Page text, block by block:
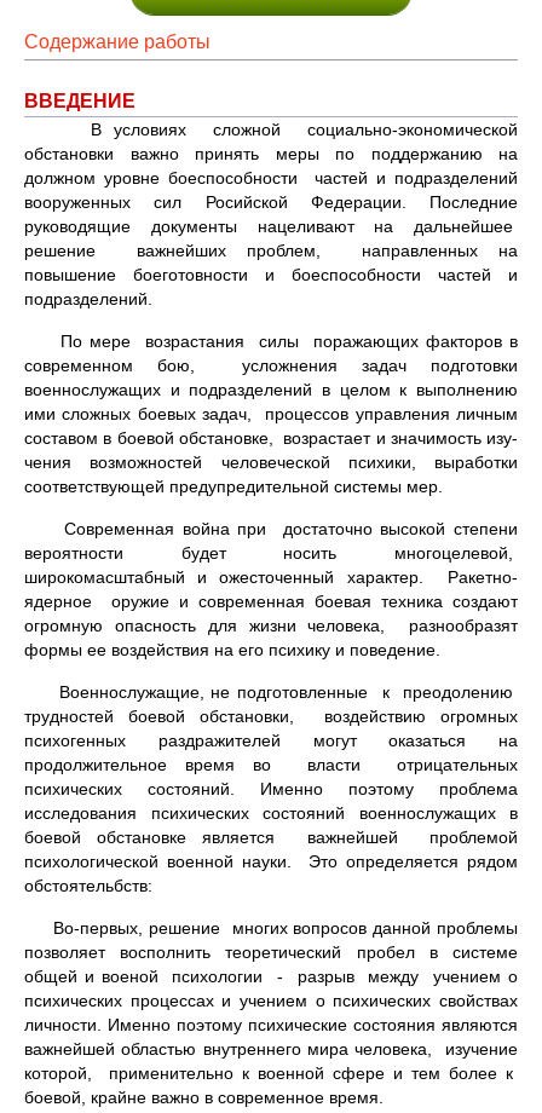
Содержание работы
ВВЕДЕНИЕ
В условиях сложной социально-экономической
обстановки важно принять меры по поддержанию на
должном уровне боеспособности час­тей и подразделений
вооруженных сил Росийской Федерации. Последние
руководящие документы нацеливают на дальнейшее
решение важнейших проблем, направленных на
повышение боеготовности и боеспособности частей и
подразделений.
По мере возрастания силы поражающих факторов в
современном бою, усложнения задач подготовки
военнослужащих и подразделений в целом к выполнению
ими сложных боевых задач, процессов управления личным
составом в боевой обстановке, возрастает и значимость изу­
чения возможностей человеческой психики, выработки
соответствующей предупредительной системы мер.
Современная война при достаточно высокой степени
вероятности будет носить многоцелевой,
широкомасштабный и ожесточенный харак­тер. Ракетно-
ядерное оружие и современная боевая техника создают
огромную опасность для жизни человека, разнообразят
формы ее воз­действия на его психику и поведение.
Военнослужащие, не подготовленные к преодолению
трудностей боевой обстановки, воздействию огромных
психогенных раздражителей могут оказаться на
продолжительное время во власти отрицательных
психических состояний. Именно поэтому проблема
исследования психи­ческих состояний военнослужащих в
боевой обстановке является важ­нейшей проблемой
психологической военной науки. Это определяется рядом
обстоятельбств:
Во-первых, решение многих вопросов данной проблемы
позволяет восполнить теоретический пробел в системе
общей и военой психологии - разрыв между учением о
психических процессах и учением о психических свойствах
личности. Именно поэтому психические состоя­ния являются
важнейшей областью внутреннего мира человека, изуче­ние
которой, применительно к военной сфере и тем более к
боевой, крайне важно в современное время.